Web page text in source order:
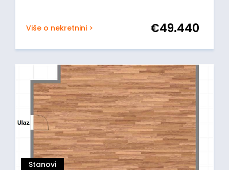
Više o nekretnini > €49.440
Stanovi